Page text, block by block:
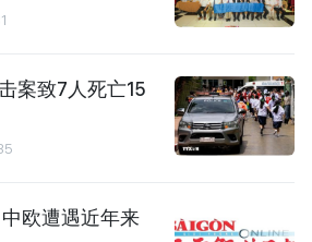
案致7人死亡15
欧遭遇近年来